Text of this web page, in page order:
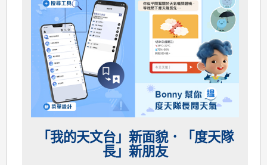
「我的天文台」新面貌．「度天隊
長」新朋友